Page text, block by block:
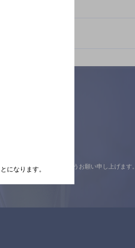
上ご来店くださいますようお願い申し上げます。
になります。